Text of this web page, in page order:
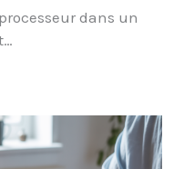
dans un